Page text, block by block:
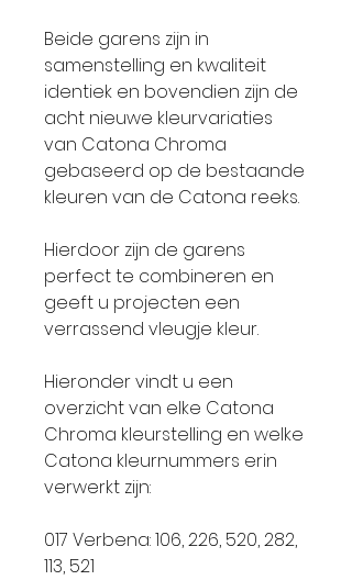
Beide garens zijn in
samenstelling en kwaliteit
identiek en bovendien zijn de
acht nieuwe kleurvariaties
van Catona Chroma
gebaseerd op de bestaande
kleuren van de Catona reeks.
Hierdoor zijn de garens
perfect te combineren en
geeft u projecten een
verrassend vleugje kleur.
Hieronder vindt u een
overzicht van elke Catona
Chroma kleurstelling en welke
Catona kleurnummers erin
verwerkt zijn:
017 Verbena: 106, 226, 520, 282,
113, 521